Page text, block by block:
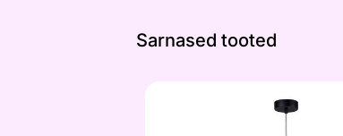
Sarnased tooted
Rippvalgusti Tornado Black 40